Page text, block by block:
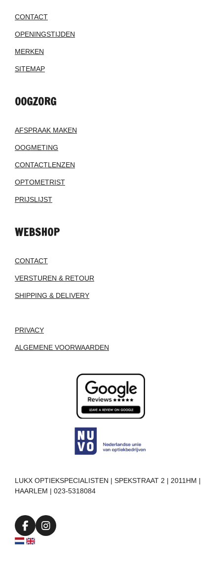
CONTACT
OPENINGSTIJDEN
MERKEN
SITEMAP
OOGZORG
AFSPRAAK MAKEN
OOGMETING
CONTACTLENZEN
OPTOMETRIST
PRIJSLIJST
WEBSHOP
CONTACT
VERSTUREN & RETOUR
SHIPPING & DELIVERY
PRIVACY
ALGEMENE VOORWAARDEN
LUKX OPTIEKSPECIALISTEN | SPEKSTRAAT 2 | 2011HM |
HAARLEM | 023-5318084
F
a
I